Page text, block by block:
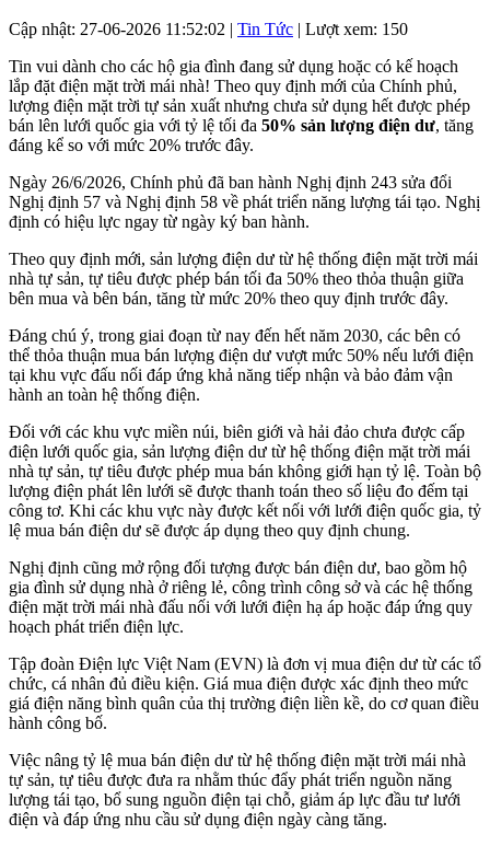
Cập nhật: 27-06-2026 11:52:02 | Tin Tức | Lượt xem: 150
Tin vui dành cho các hộ gia đình đang sử dụng hoặc có kế hoạch
lắp đặt điện mặt trời mái nhà! Theo quy định mới của Chính phủ,
lượng điện mặt trời tự sản xuất nhưng chưa sử dụng hết được phép
bán lên lưới quốc gia với tỷ lệ tối đa 50% sản lượng điện dư, tăng
đáng kể so với mức 20% trước đây.
Ngày 26/6/2026, Chính phủ đã ban hành Nghị định 243 sửa đổi
Nghị định 57 và Nghị định 58 về phát triển năng lượng tái tạo. Nghị
định có hiệu lực ngay từ ngày ký ban hành.
Theo quy định mới, sản lượng điện dư từ hệ thống điện mặt trời mái
nhà tự sản, tự tiêu được phép bán tối đa 50% theo thỏa thuận giữa
bên mua và bên bán, tăng từ mức 20% theo quy định trước đây.
Đáng chú ý, trong giai đoạn từ nay đến hết năm 2030, các bên có
thể thỏa thuận mua bán lượng điện dư vượt mức 50% nếu lưới điện
tại khu vực đấu nối đáp ứng khả năng tiếp nhận và bảo đảm vận
hành an toàn hệ thống điện.
Đối với các khu vực miền núi, biên giới và hải đảo chưa được cấp
điện lưới quốc gia, sản lượng điện dư từ hệ thống điện mặt trời mái
nhà tự sản, tự tiêu được phép mua bán không giới hạn tỷ lệ. Toàn bộ
lượng điện phát lên lưới sẽ được thanh toán theo số liệu đo đếm tại
công tơ. Khi các khu vực này được kết nối với lưới điện quốc gia, tỷ
lệ mua bán điện dư sẽ được áp dụng theo quy định chung.
Nghị định cũng mở rộng đối tượng được bán điện dư, bao gồm hộ
gia đình sử dụng nhà ở riêng lẻ, công trình công sở và các hệ thống
điện mặt trời mái nhà đấu nối với lưới điện hạ áp hoặc đáp ứng quy
hoạch phát triển điện lực.
Tập đoàn Điện lực Việt Nam (EVN) là đơn vị mua điện dư từ các tổ
chức, cá nhân đủ điều kiện. Giá mua điện được xác định theo mức
giá điện năng bình quân của thị trường điện liền kề, do cơ quan điều
hành công bố.
Việc nâng tỷ lệ mua bán điện dư từ hệ thống điện mặt trời mái nhà
tự sản, tự tiêu được đưa ra nhằm thúc đẩy phát triển nguồn năng
lượng tái tạo, bổ sung nguồn điện tại chỗ, giảm áp lực đầu tư lưới
điện và đáp ứng nhu cầu sử dụng điện ngày càng tăng.